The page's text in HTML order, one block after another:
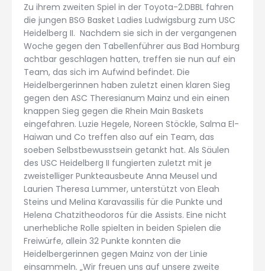
Zu ihrem zweiten Spiel in der Toyota-2.DBBL fahren
die jungen BSG Basket Ladies Ludwigsburg zum USC
Heidelberg II. Nachdem sie sich in der vergangenen
Woche gegen den Tabellenführer aus Bad Homburg
achtbar geschlagen hatten, treffen sie nun auf ein
Team, das sich im Aufwind befindet. Die
Heidelbergerinnen haben zuletzt einen klaren Sieg
gegen den ASC Theresianum Mainz und ein einen
knappen Sieg gegen die Rhein Main Baskets
eingefahren. Luzie Hegele, Noreen Stöckle, Salma El-
Haiwan und Co treffen also auf ein Team, das
soeben Selbstbewusstsein getankt hat. Als Säulen
des USC Heidelberg II fungierten zuletzt mit je
zweistelliger Punkteausbeute Anna Meusel und
Laurien Theresa Lummer, unterstützt von Eleah
Steins und Melina Karavassilis für die Punkte und
Helena Chatzitheodoros für die Assists. Eine nicht
unerhebliche Rolle spielten in beiden Spielen die
Freiwürfe, allein 32 Punkte konnten die
Heidelbergerinnen gegen Mainz von der Linie
einsammeln. „Wir freuen uns auf unsere zweite